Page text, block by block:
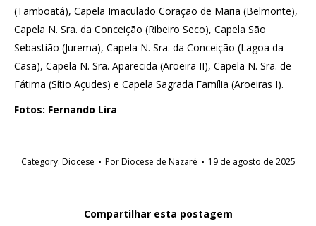
(Tamboatá), Capela Imaculado Coração de Maria (Belmonte),
Capela N. Sra. da Conceição (Ribeiro Seco), Capela São
Sebastião (Jurema), Capela N. Sra. da Conceição (Lagoa da
Casa), Capela N. Sra. Aparecida (Aroeira II), Capela N. Sra. de
Fátima (Sítio Açudes) e Capela Sagrada Família (Aroeiras I).
Fotos: Fernando Lira
Category: Diocese PorDiocese de Nazaré 19 de agosto de 2025
Compartilhar esta postagem